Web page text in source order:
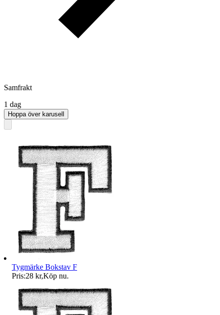
Samfrakt
1 dag
Hoppa över karusell
Tygmärke Bokstav F
Pris:28 kr,Köp nu.